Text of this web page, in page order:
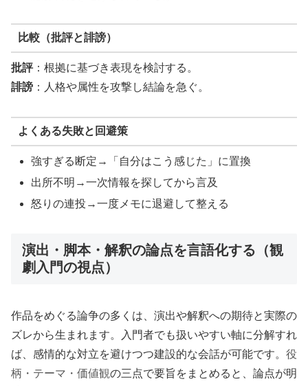
比較（批評と誹謗）
批評 ：根拠に基づき表現を検討する。
誹謗 ：人格や属性を攻撃し結論を急ぐ。
よくある失敗と回避策
強すぎる断定→「自分はこう感じた」に置換
出所不明→一次情報を探してから言及
怒りの連投→一度メモに退避して整える
演出・脚本・解釈の論点を言語化する（観
劇入門の視点）
作品をめぐる論争の多くは、演出や解釈への期待と実際の
ズレから生まれます。入門者でも扱いやすい軸に分解すれ
ば、感情的な対立を避けつつ建設的な会話が可能です。 役
柄・テーマ・価値観の三点で要旨をまとめると、論点が明